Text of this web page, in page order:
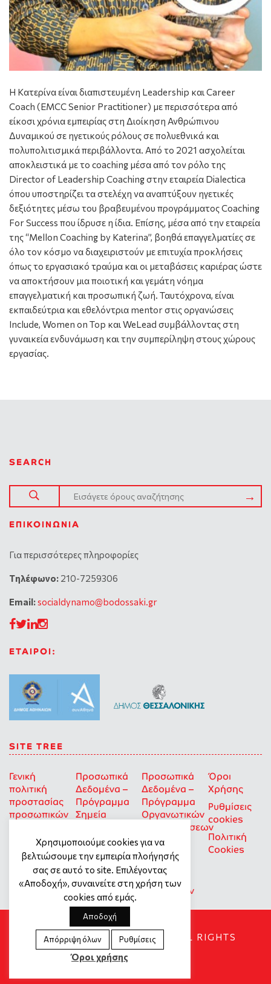
Η Κατερίνα είναι διαπιστευμένη Leadership και Career
Coach (EMCC Senior Practitioner) με περισσότερα από
είκοσι χρόνια εμπειρίας στη Διοίκηση Ανθρώπινου
Δυναμικού σε ηγετικούς ρόλους σε πολυεθνικά και
πολυπολιτισμικά περιβάλλοντα. Από το 2021 ασχολείται
αποκλειστικά με το coaching μέσα από τον ρόλο της
Director of Leadership Coaching στην εταιρεία Dialectica
όπου υποστηρίζει τα στελέχη να αναπτύξουν ηγετικές
δεξιότητες μέσω του βραβευμένου προγράμματος Coaching
For Success που ίδρυσε η ίδια. Επίσης, μέσα από την εταιρεία
της “Mellon Coaching by Katerina”, βοηθά επαγγελματίες σε
όλο τον κόσμο να διαχειριστούν με επιτυχία προκλήσεις
όπως το εργασιακό τραύμα και οι μεταβάσεις καριέρας ώστε
να αποκτήσουν μια ποιοτική και γεμάτη νόημα
επαγγελματική και προσωπική ζωή. Ταυτόχρονα, είναι
εκπαιδεύτρια και εθελόντρια mentor στις οργανώσεις
Include, Women on Top και WeLead συμβάλλοντας στη
γυναικεία ενδυνάμωση και την συμπερίληψη στους χώρους
εργασίας.
SEARCH
ΕΠΙΚΟΙΝΩΝΊΑ
Για περισσότερες πληροφορίες
Tηλέφωνο: 210-7259306
Email:socialdynamo@bodossaki.gr
ΕΤΑΙΡΟΙ:
SITE TREE
Γενική
πολιτική
προστασίας
προσωπικών
Προσωπικά
Δεδομένα –
Πρόγραμμα
Σημεία
Προσωπικά
Δεδομένα –
Πρόγραμμα
Οργανωτικών
Επιχορηγήσεων
για Οκοιπ
που δρουν
για την
Ισότητα
των Φύλων
Όροι
Χρήσης
Ρυθμίσεις
cookies
Πολιτική
Cookies
SOCIAL DYNAMO © 2018. ALL RIGHTS
RESERVED
Created by
Χρησιμοποιούμε cookies για να
βελτιώσουμε την εμπειρία πλοήγησής
σας σε αυτό το site. Επιλέγοντας
«Αποδοχή», συναινείτε στη χρήση των
cookies από εμάς.
Αποδοχή
Απόρριψη όλων Ρυθμίσεις
Όροι χρήσης